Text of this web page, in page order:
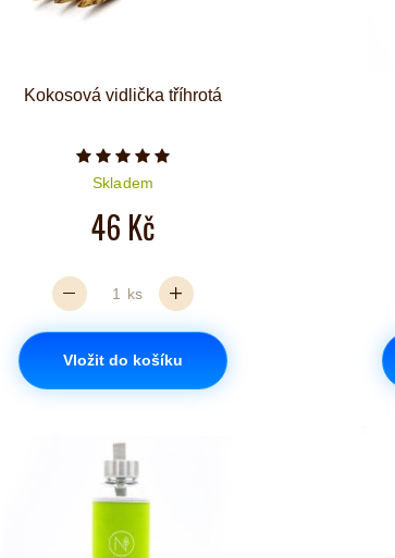
Kokosová vidlička tříhrotá
Počet hvězdiček je 5 z 5
Skladem
46 Kč
ks
Vložit do košíku